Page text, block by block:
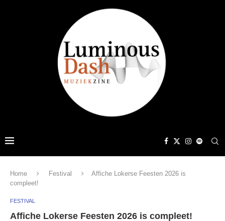
Home Festival
Affiche Lokerse Feesten 2026 is
compleet!
FESTIVAL
Affiche Lokerse Feesten 2026 is compleet!